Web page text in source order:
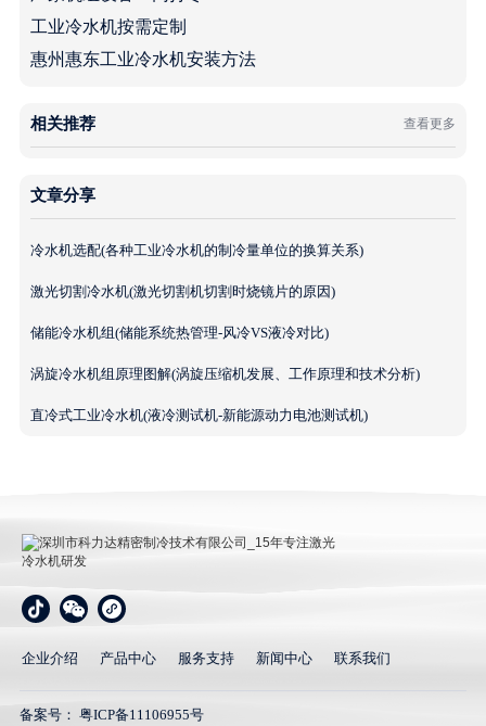
工业冷水机按需定制
惠州惠东工业冷水机安装方法
相关推荐 查看更多
文章分享
冷水机选配(各种工业冷水机的制冷量单位的换算关系)
激光切割冷水机(激光切割机切割时烧镜片的原因)
储能冷水机组(储能系统热管理-风冷VS液冷对比)
涡旋冷水机组原理图解(涡旋压缩机发展、工作原理和技术分析)
直冷式工业冷水机(液冷测试机-新能源动力电池测试机)
深圳市科力达精密制冷技术有限公司_15年专注激光冷
水机研发
企业介绍 产品中心 服务支持 新闻中心 联系我们
备案号： 粤ICP备11106955号